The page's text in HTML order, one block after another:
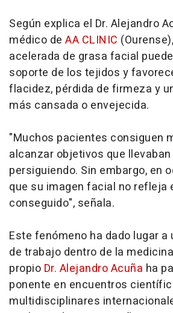
Según explica el Dr. Alejandro
médico de AA CLINIC
acelerada de grasa facial
soporte de los tejidos y
flacidez, pérdida de firmeza y
más cansada o envejecida.
"Muchos pacientes consiguen
alcanzar objetivos que
persiguiendo. Sin embargo, en
que su imagen facial no refleja
conseguido", señala.
Este fenómeno ha dado lugar a
de trabajo dentro de la
propio Dr. Alejandro Acuña ha
ponente en encuentros
multidisciplinares